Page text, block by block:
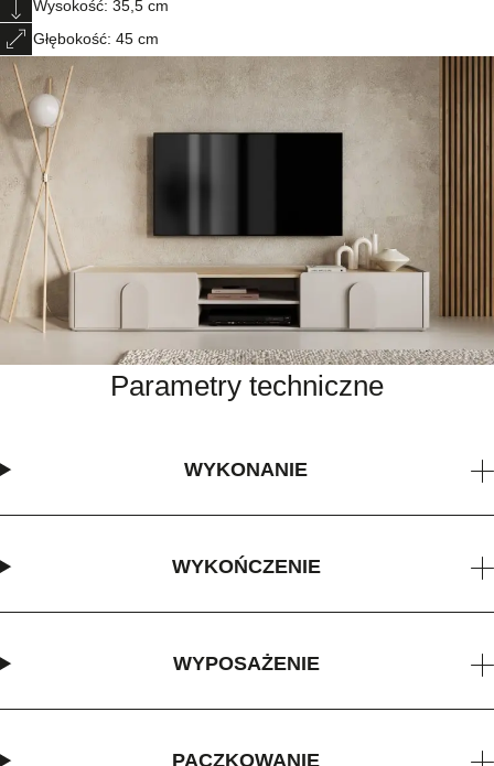
Wysokość: 35,5 cm
Głębokość: 45 cm
Parametry techniczne
WYKONANIE
WYKOŃCZENIE
WYPOSAŻENIE
PACZKOWANIE